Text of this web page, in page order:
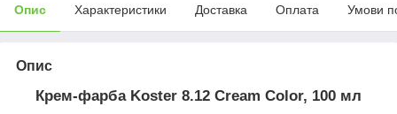
Опис Характеристики Доставка Оплата Умови
Опис
Крем-фарба Koster 8.12 Cream Color, 100 мл